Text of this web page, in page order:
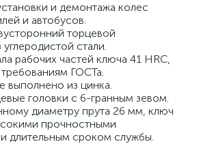
и демонтажа колес
и автобусов.
торцевой
углеродистой стали.
рабочих частей ключа 41 HRС,
ГОСТа.
выполнено из цинка.
головки с 6-гранным зевом.
диаметру прута 26 мм, ключ
прочностными
длительным сроком службы.